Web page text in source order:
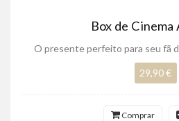
Box de Cinema
O presente perfeito para seu fã
29,90 €
Comprar